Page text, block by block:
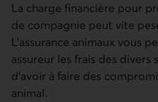
La charge financière pour
de compagnie peut vite
L'assurance animaux vous
assureur les frais des
d'avoir à faire des
animal.